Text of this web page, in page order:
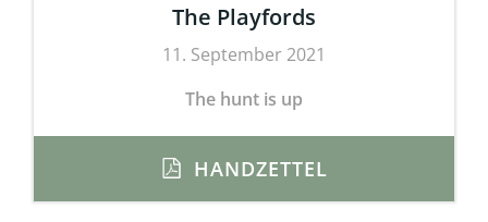
The Playfords
11. September 2021
The hunt is up
HANDZETTEL